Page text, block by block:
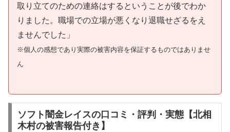
取り立てのための連絡はするということが後でわか
りました。職場での立場が悪くなり退職せざるをえ
ませんでした」
※個人の感想であり実際の被害内容を保証するものではありませ
ん
ソフト闇金レイスの口コミ・評判・実態【北相
木村の被害報告付き】